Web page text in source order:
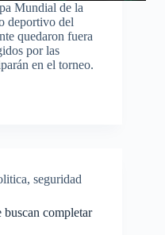
Mundial de la
deportivo del
quedaron fuera
por las
en el torneo.
, seguridad
buscan completar